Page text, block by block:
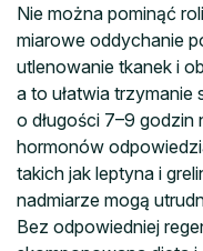
Nie można pominąć
miarowe oddychanie
utlenowanie tkanek i
a to ułatwia trzymanie
o długości 7–9 godzin
hormonów
takich jak leptyna i
nadmiarze mogą
Bez odpowiedniej